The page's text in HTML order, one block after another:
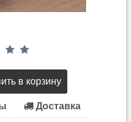
в корзину
Доставка